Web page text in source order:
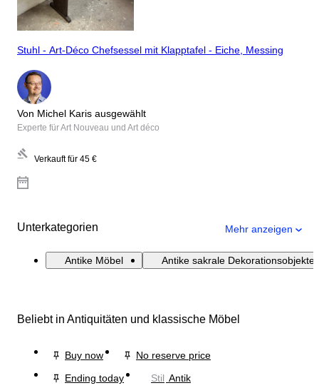
Stuhl - Art-Déco Chefsessel mit Klapptafel - Eiche, Messing
Von Michel Karis ausgewählt
Experte für Art Nouveau und Art déco
Verkauft für 45 €
Unterkategorien Mehr anzeigen
Antike Möbel Antike sakrale Dekorationsobjekte
Beliebt in Antiquitäten und klassische Möbel
Buy now
No reserve price
Ending today
Stil Antik